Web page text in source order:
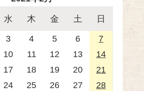
水 木 金 土 日
3 4 5 6
7
10 11 12 13
14
17 18 19 20
21
24 25 26 27 28